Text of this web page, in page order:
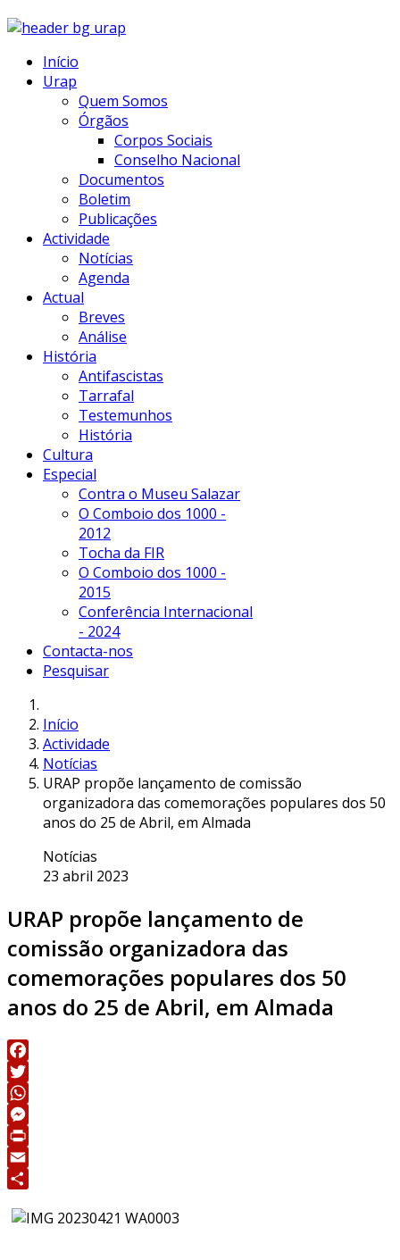
Início
Urap
Quem Somos
Órgãos
Corpos Sociais
Conselho Nacional
Documentos
Boletim
Publicações
Actividade
Notícias
Agenda
Actual
Breves
Análise
História
Antifascistas
Tarrafal
Testemunhos
História
Cultura
Especial
Contra o Museu Salazar
O Comboio dos 1000 -
2012
Tocha da FIR
O Comboio dos 1000 -
2015
Conferência Internacional
- 2024
Contacta-nos
Pesquisar
Início
Actividade
Notícias
URAP propõe lançamento de comissão
organizadora das comemorações populares dos 50
anos do 25 de Abril, em Almada
Notícias
23 abril 2023
URAP propõe lançamento de
comissão organizadora das
comemorações populares dos 50
anos do 25 de Abril, em Almada
Facebook
Twitter
WhatsApp
Messenger
Print
Email